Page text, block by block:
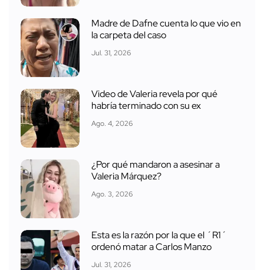
Madre de Dafne cuenta lo que vio en
la carpeta del caso
Jul. 31, 2026
Video de Valeria revela por qué
habría terminado con su ex
Ago. 4, 2026
¿Por qué mandaron a asesinar a
Valeria Márquez?
Ago. 3, 2026
Esta es la razón por la que el ´R1´
ordenó matar a Carlos Manzo
Jul. 31, 2026